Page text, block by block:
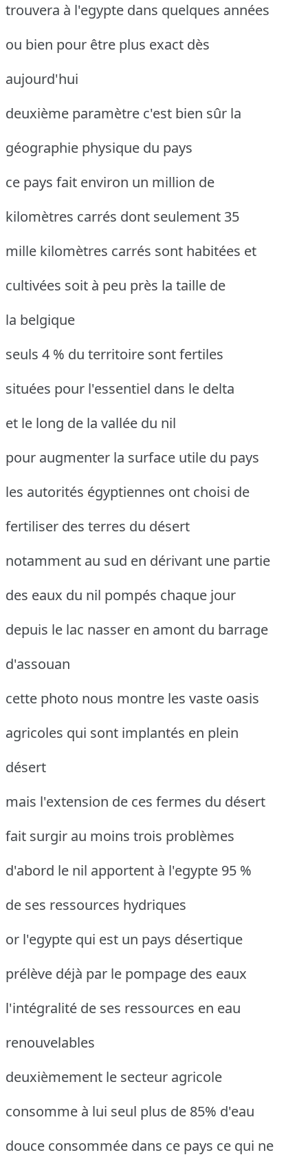
trouvera à l'egypte dans quelques années
ou bien pour être plus exact dès
aujourd'hui
deuxième paramètre c'est bien sûr la
géographie physique du pays
ce pays fait environ un million de
kilomètres carrés dont seulement 35
mille kilomètres carrés sont habitées et
cultivées soit à peu près la taille de
la belgique
seuls 4 % du territoire sont fertiles
situées pour l'essentiel dans le delta
et le long de la vallée du nil
pour augmenter la surface utile du pays
les autorités égyptiennes ont choisi de
fertiliser des terres du désert
notamment au sud en dérivant une partie
des eaux du nil pompés chaque jour
depuis le lac nasser en amont du barrage
d'assouan
cette photo nous montre les vaste oasis
agricoles qui sont implantés en plein
désert
mais l'extension de ces fermes du désert
fait surgir au moins trois problèmes
d'abord le nil apportent à l'egypte 95 %
de ses ressources hydriques
or l'egypte qui est un pays désertique
prélève déjà par le pompage des eaux
l'intégralité de ses ressources en eau
renouvelables
deuxièmement le secteur agricole
consomme à lui seul plus de 85% d'eau
douce consommée dans ce pays ce qui ne